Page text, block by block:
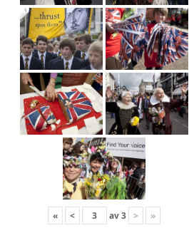
« < av3 > »